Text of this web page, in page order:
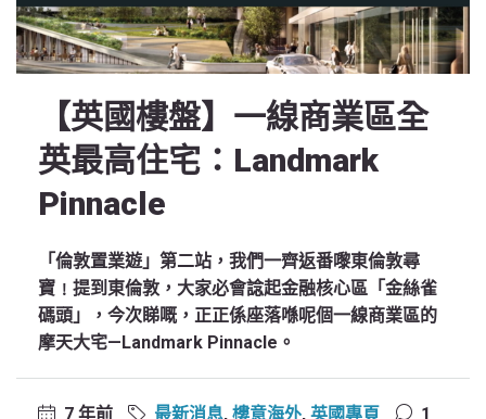
【英國樓盤】一線商業區全
英最高住宅：Landmark
Pinnacle
「倫敦置業遊」第二站，我們一齊返番嚟東倫敦尋
寶﹗提到東倫敦，大家必會諗起金融核心區「金絲雀
碼頭」，今次睇嘅，正正係座落喺呢個一線商業區的
摩天大宅—Landmark Pinnacle。
7 年前 最新消息, 樓意海外, 英國專頁 1